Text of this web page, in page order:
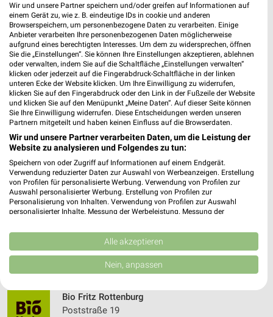
VITALIA Reutlingen-Betzingen
Steinachstraße 16
72770 Reutlingen
Heute 09:00 - 13:00 Uhr | Geöffnet
537,55 km • Angebote: 1 Prospekt
Reformhaus VITALIA Reutlingen - Betzingen
Steinachstr. 16
72770 Reutlingen - Betzingen
537,55 km • Angebote: 1 Prospekt
Denns BioMarkt Rottenburg am Neckar
Poststr. 26
Heute 08:00 - 20:00 Uhr |
549,61 km • Angebote: 1 Prospekt
Bio Fritz Rottenburg
Poststraße 19
Wir und unsere Partner speichern und/oder greifen auf Informationen auf
einem Gerät zu, wie z. B. eindeutige IDs in cookie und anderen
Browserspeichern, um personenbezogene Daten zu verarbeiten. Einige
Anbieter verarbeiten Ihre personenbezogenen Daten möglicherweise
aufgrund eines berechtigten Interesses. Um dem zu widersprechen, öffnen
Sie die „Einstellungen“. Sie können Ihre Einstellungen akzeptieren, ablehnen
oder verwalten, indem Sie auf die Schaltfläche „Einstellungen verwalten“
klicken oder jederzeit auf die Fingerabdruck-Schaltfläche in der linken
unteren Ecke der Website klicken. Um Ihre Einwilligung zu widerrufen,
klicken Sie auf den Fingerabdruck oder den Link in der Fußzeile der Website
und klicken Sie auf den Menüpunkt „Meine Daten“. Auf dieser Seite können
Sie Ihre Einwilligung widerrufen. Diese Entscheidungen werden unseren
Partnern mitgeteilt und haben keinen Einfluss auf die Browserdaten.
Wir und unsere Partner verarbeiten Daten, um die Leistung der
Website zu analysieren und Folgendes zu tun:
Speichern von oder Zugriff auf Informationen auf einem Endgerät.
Verwendung reduzierter Daten zur Auswahl von Werbeanzeigen. Erstellung
von Profilen für personalisierte Werbung. Verwendung von Profilen zur
Auswahl personalisierter Werbung. Erstellung von Profilen zur
Personalisierung von Inhalten. Verwendung von Profilen zur Auswahl
personalisierter Inhalte. Messung der Werbeleistung. Messung der
Kombinationen von Daten aus verschiedenen Quellen. Entwicklung und
Verbesserung der Angebote. Verwendung reduzierter Daten zur Auswahl
von Inhalten.
Daten können außerhalb der Europäischen Union weitergegeben und in die
Website/App.
Partnerliste anzeigen (1 IAB-Anbieter)
Alle akzeptieren
Nein, anpassen